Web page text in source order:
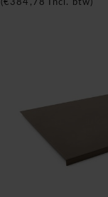
(€384,78 Incl. btw)